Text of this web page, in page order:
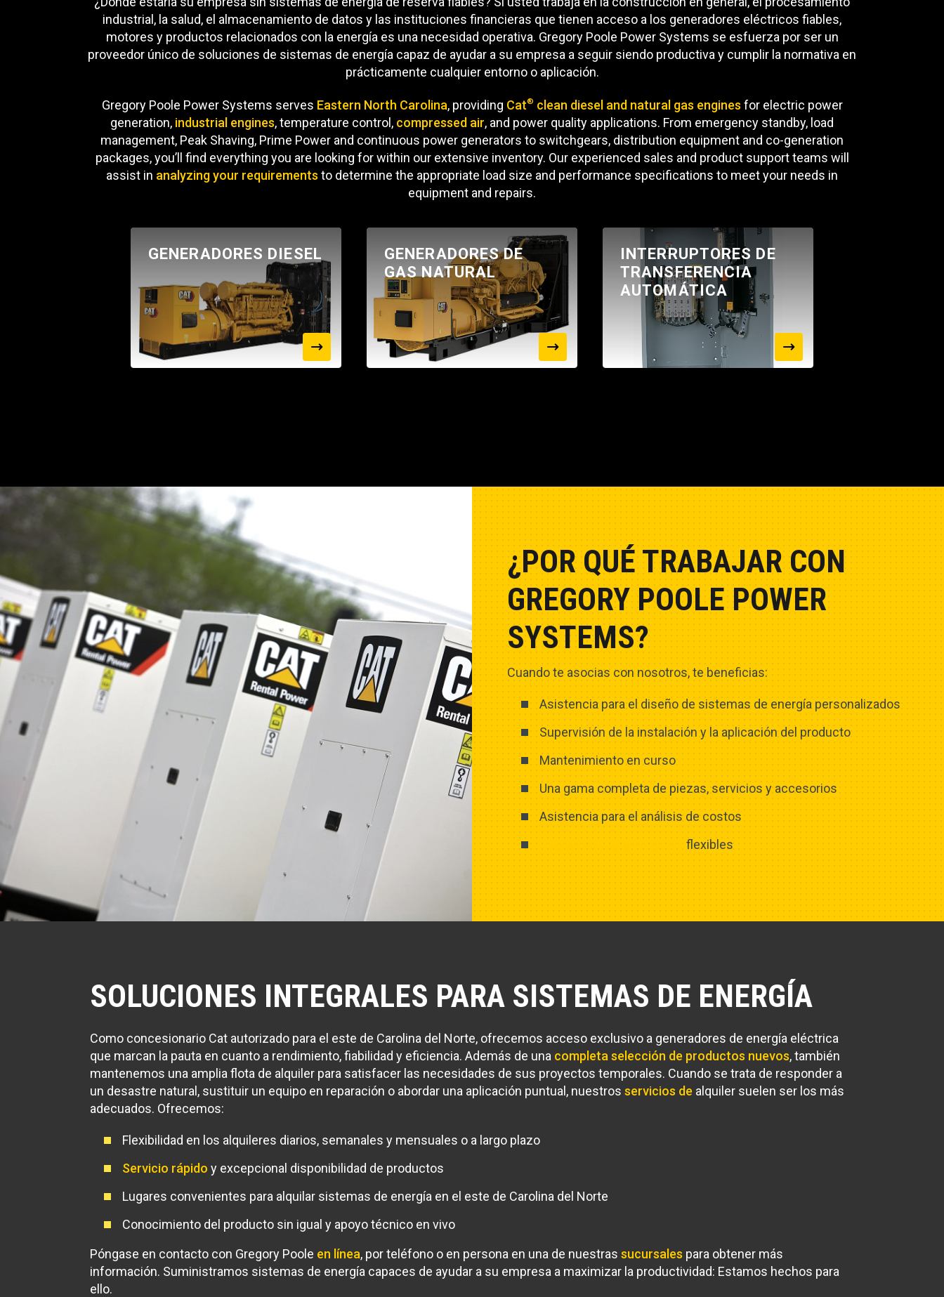
REQUEST A SERVICE
industrial, la salud, el almacenamiento de datos y las instituciones financieras que tienen acceso a los generadores eléctricos fiables,
motores y productos relacionados con la energía es una necesidad operativa. Gregory Poole Power Systems se esfuerza por ser un
proveedor único de soluciones de sistemas de energía capaz de ayudar a su empresa a seguir siendo productiva y cumplir la normativa en
prácticamente cualquier entorno o aplicación.
Gregory Poole Power Systems serves Eastern North Carolina, providing Cat® clean diesel and natural gas engines for electric power
generation, industrial engines, temperature control, compressed air, and power quality applications. From emergency standby, load
management, Peak Shaving, Prime Power and continuous power generators to switchgears, distribution equipment and co-generation
packages, you’ll find everything you are looking for within our extensive inventory. Our experienced sales and product support teams will
assist in analyzing your requirements to determine the appropriate load size and performance specifications to meet your needs in
equipment and repairs.
GENERADORES DIESEL
GENERADORES DE
GAS NATURAL
INTERRUPTORES DE
TRANSFERENCIA
AUTOMÁTICA
¿POR QUÉ TRABAJAR CON
GREGORY POOLE POWER
SYSTEMS?
Cuando te asocias con nosotros, te beneficias:
Asistencia para el diseño de sistemas de energía personalizados
Supervisión de la instalación y la aplicación del producto
Mantenimiento en curso
Una gama completa de piezas, servicios y accesorios
Asistencia para el análisis de costos
flexibles
SOLUCIONES INTEGRALES PARA SISTEMAS DE ENERGÍA
Como concesionario Cat autorizado para el este de Carolina del Norte, ofrecemos acceso exclusivo a generadores de energía eléctrica
que marcan la pauta en cuanto a rendimiento, fiabilidad y eficiencia. Además de una completa selección de productos nuevos, también
mantenemos una amplia flota de alquiler para satisfacer las necesidades de sus proyectos temporales. Cuando se trata de responder a
un desastre natural, sustituir un equipo en reparación o abordar una aplicación puntual, nuestros servicios de alquiler suelen ser los más
adecuados. Ofrecemos:
Flexibilidad en los alquileres diarios, semanales y mensuales o a largo plazo
Servicio rápido y excepcional disponibilidad de productos
Lugares convenientes para alquilar sistemas de energía en el este de Carolina del Norte
Conocimiento del producto sin igual y apoyo técnico en vivo
Póngase en contacto con Gregory Poole en línea, por teléfono o en persona en una de nuestras sucursales para obtener más
información. Suministramos sistemas de energía capaces de ayudar a su empresa a maximizar la productividad: Estamos hechos para
ello.